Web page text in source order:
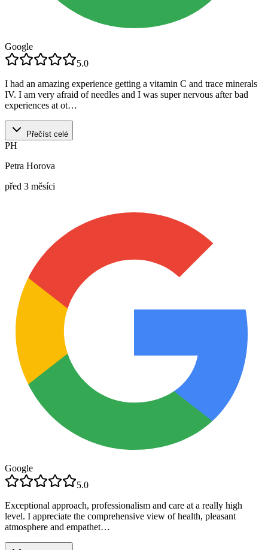
Google
5.0
I had an amazing experience getting a vitamin C and trace minerals
IV. I am very afraid of needles and I was super nervous after bad
experiences at ot…
Přečíst celé
PH
Petra Horova
před 3 měsíci
Google
5.0
Exceptional approach, professionalism and care at a really high
level. I appreciate the comprehensive view of health, pleasant
atmosphere and empathet…